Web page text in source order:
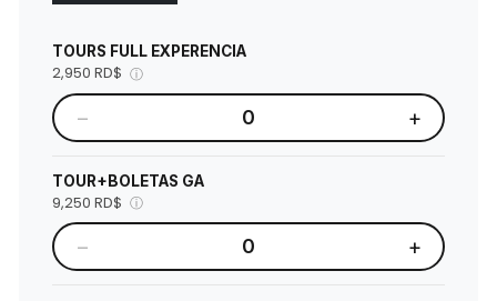
TOURS FULL EXPERENCIA
2,950 RD$ ⓘ
− 0 +
TOUR+BOLETAS GA
9,250 RD$ ⓘ
− 0 +